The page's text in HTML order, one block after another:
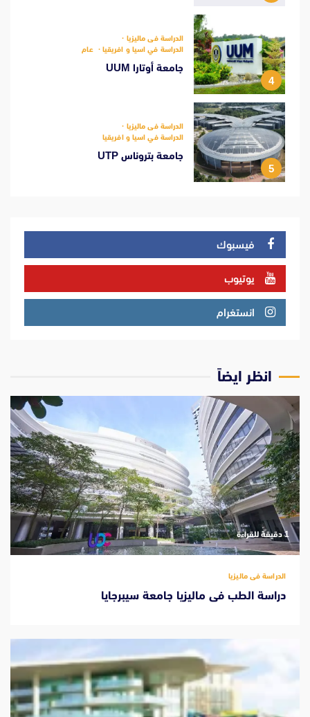
4
الدراسة فى ماليزيا
الدراسة في اسيا و افريقيا
عام
جامعة أوتارا UUM
5
الدراسة فى ماليزيا
الدراسة في اسيا و افريقيا
جامعة بتروناس UTP
فيسبوك
يوتيوب
انستغرام
انظر ايضاً
‫1 دقيقة للقراءة
الدراسة فى ماليزيا
دراسة الطب فى ماليزيا جامعة سيبرجايا